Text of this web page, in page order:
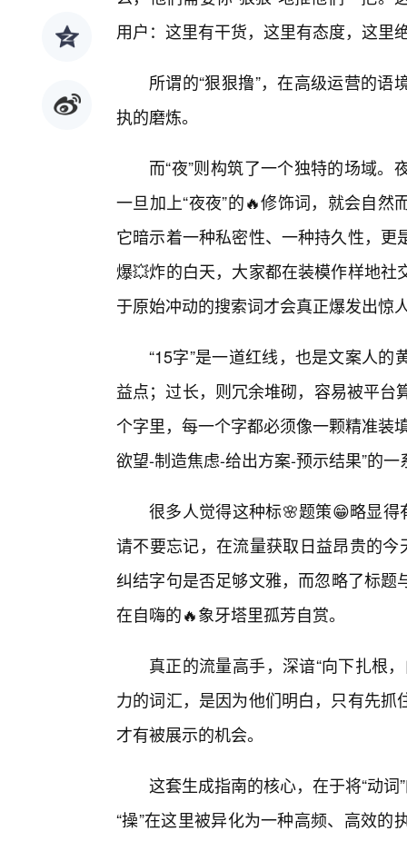
用户：这里有干货，这里有态度，这里
所谓的“狠狠撸”，在高级运营的
执的磨炼。
而“夜”则构筑了一个独特的场域
一旦加上“夜夜”的🔥修饰词，就会自
它暗示着一种私密性、一种持久性，
爆💥炸的白天，大家都在装模作样地
于原始冲动的搜索词才会真正爆发出惊
“15字”是一道红线，也是文案人
益点；过长，则冗余堆砌，容易被平
个字里，每一个字都必须像一颗精准装
欲望-制造焦虑-给出方案-预示结果”的一
很多人觉得这种标🌸题策😁略显得
请不要忘记，在流量获取日益昂贵的
纠结字句是否足够文雅，而忽略了标
在自嗨的🔥象牙塔里孤芳自赏。
真正的流量高手，深谙“向下扎根
力的词汇，是因为他们明白，只有先
才有被展示的机会。
这套生成指南的核心，在于将“动
“操”在这里被异化为一种高频、高效